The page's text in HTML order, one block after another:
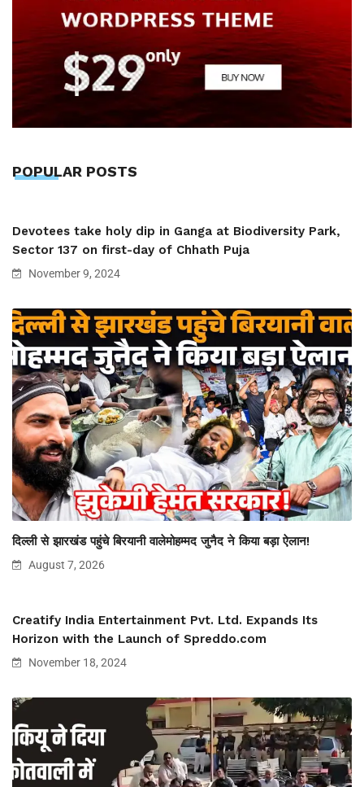
POPULAR POSTS
Devotees take holy dip in Ganga at Biodiversity Park,
Sector 137 on first-day of Chhath Puja
November 9, 2024
दिल्ली से झारखंड पहुंचे बिरयानी वालेमोहम्मद जुनैद ने किया बड़ा ऐलान!
August 7, 2026
Creatify India Entertainment Pvt. Ltd. Expands Its
Horizon with the Launch of Spreddo.com
November 18, 2024